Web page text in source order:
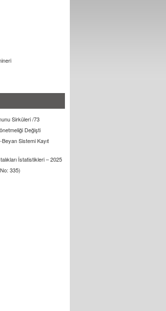
Sirküleri /73
Değişti
Beyan Sistemi Kayıt
İstatistikleri – 2025
335)